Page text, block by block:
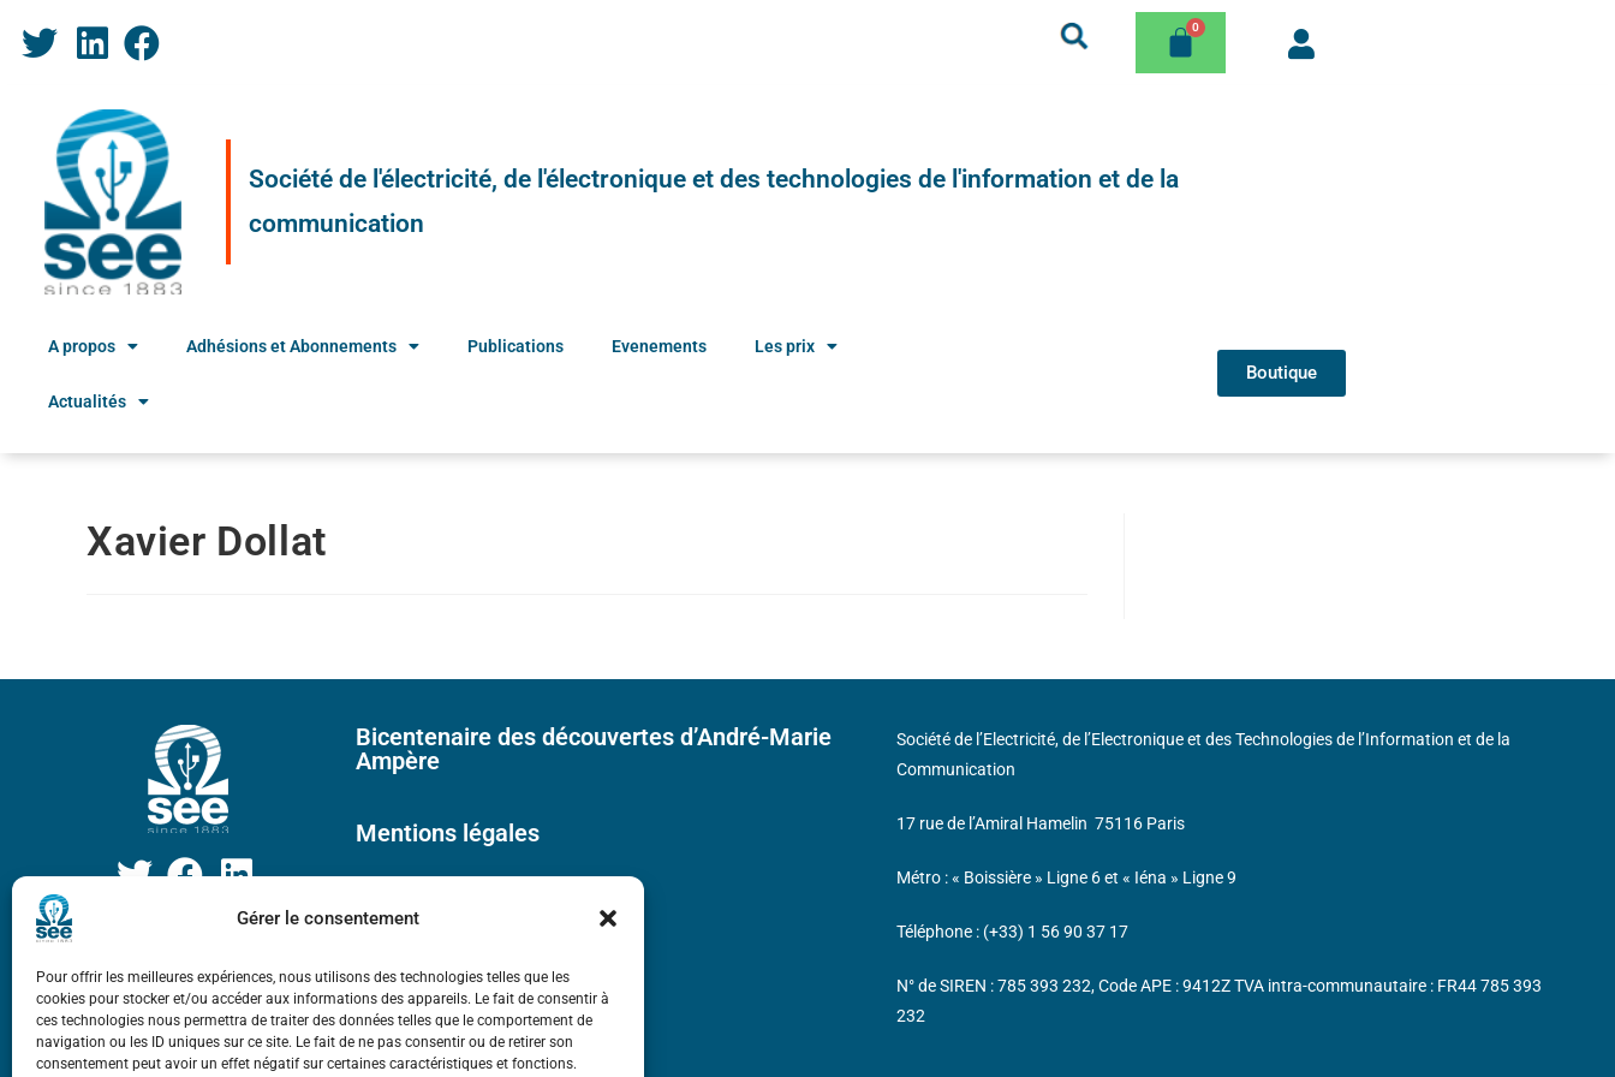
Gérer le consentement
Pour offrir les meilleures expériences, nous utilisons des technologies telles que les
cookies pour stocker et/ou accéder aux informations des appareils. Le fait de consentir à
ces technologies nous permettra de traiter des données telles que le comportement de
navigation ou les ID uniques sur ce site. Le fait de ne pas consentir ou de retirer son
consentement peut avoir un effet négatif sur certaines caractéristiques et fonctions.
Société de l'électricité, de l'électronique et des technologies de l'information et de la
communication
A propos Adhésions et Abonnements Publications Evenements Les prix
Actualités
Boutique
Xavier Dollat
Bicentenaire des découvertes d’André-Marie
Ampère
Mentions légales
Société de l’Electricité, de l’Electronique et des Technologies de l’Information et de la
Communication
17 rue de l’Amiral Hamelin 75116 Paris
Métro : « Boissière » Ligne 6 et « Iéna » Ligne 9
Téléphone : (+33) 1 56 90 37 17
N° de SIREN : 785 393 232, Code APE : 9412Z TVA intra-communautaire : FR44 785 393
232